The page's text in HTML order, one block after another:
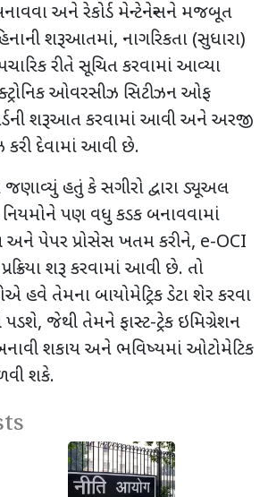
અને રેકોર્ડ મેન્ટેનેન્સને મજબૂત
શરૂઆતમાં, નાગરિકતા (સુધારા)
રીતે સૂચિત કરવામાં આવ્યા
ઓવરસીઝ સિટીઝન ઓફ
શરૂઆત કરવામાં આવી અને અરજી
કરી દેવામાં આવી છે.
હતું કે સગીરો દ્વારા ડ્યૂઅલ
નિયમોને પણ વધુ કડક બનાવવામાં
અને પેપર પ્રોસેસ ખતમ કરીને, e-OCI
પ્રક્રિયા શરૂ કરવામાં આવી છે. તો
હવે તેમના બાયોમેટ્રિક ડેટા શેર કરવા
જેથી તેમને ફાસ્ટ-ટ્રેક ઇમિગ્રેશન
બનાવી શકાય અને ભવિષ્યમાં ઓટોમેટિક
શકે.